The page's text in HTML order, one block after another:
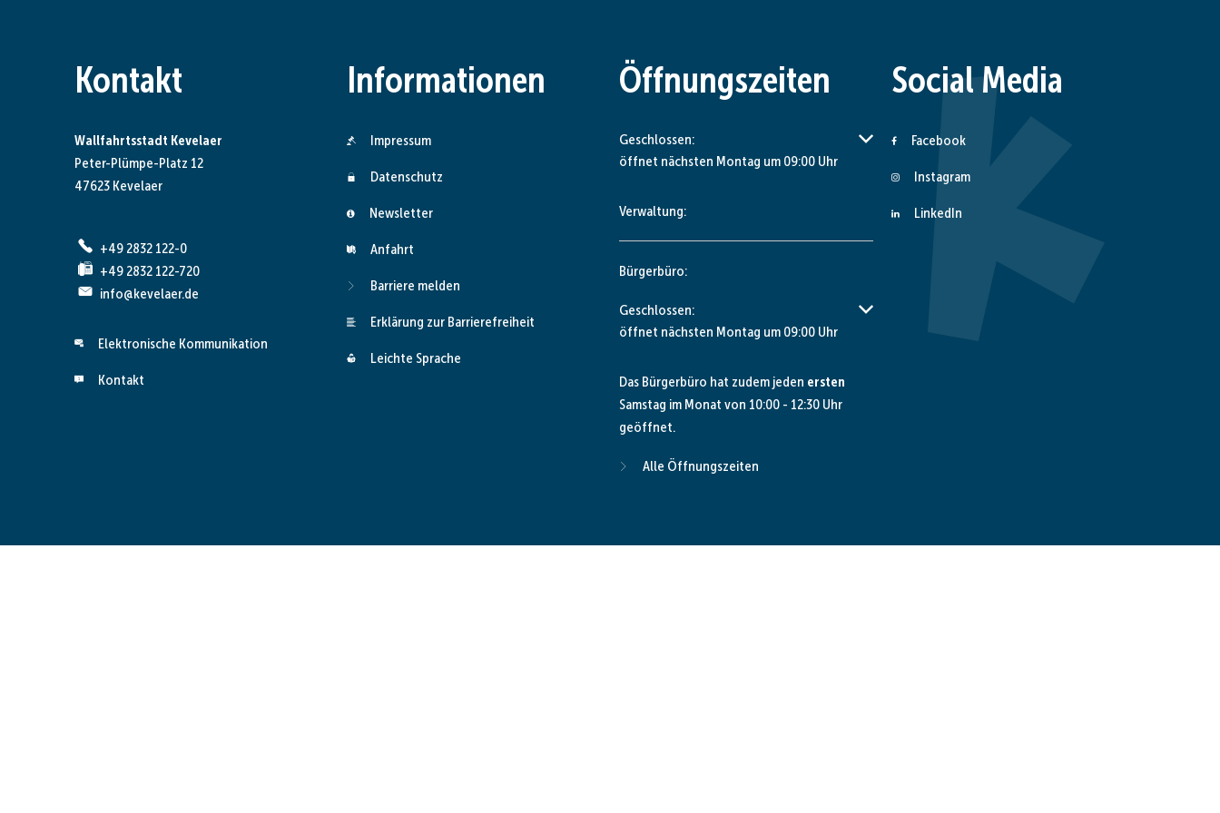
Kontakt
Wallfahrtsstadt Kevelaer
Peter-Plümpe-Platz 12
47623 Kevelaer
+49 2832 122-0
+49 2832 122-720
info@kevelaer.de
Elektronische Kommunikation
Kontakt
Informationen
Impressum
Datenschutz
Newsletter
Anfahrt
Barriere melden
Erklärung zur Barrierefreiheit
Leichte Sprache
Öffnungszeiten
Klicken, um weitere Öffnungs- oder Schließzeiten auszublenden
Geschlossen:
öffnet nächsten Montag um 09:00 Uhr
Verwaltung:
Bürgerbüro:
Klicken, um weitere Öffnungs- oder Schließzeiten auszublenden
Geschlossen:
öffnet nächsten Montag um 09:00 Uhr
Das Bürgerbüro hat zudem jeden ersten
Samstag im Monat von 10:00 - 12:30 Uhr
geöffnet.
Alle Öffnungszeiten
Social Media
Facebook
Instagram
LinkedIn